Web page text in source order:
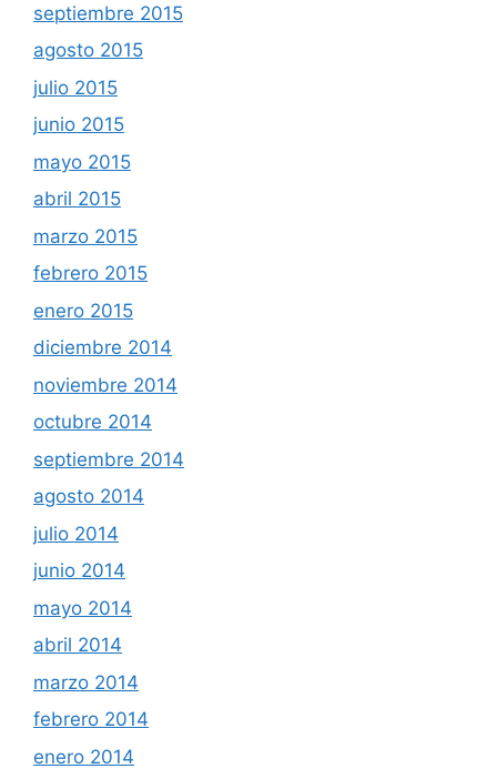
septiembre 2015
agosto 2015
julio 2015
junio 2015
mayo 2015
abril 2015
marzo 2015
febrero 2015
enero 2015
diciembre 2014
noviembre 2014
octubre 2014
septiembre 2014
agosto 2014
julio 2014
junio 2014
mayo 2014
abril 2014
marzo 2014
febrero 2014
enero 2014